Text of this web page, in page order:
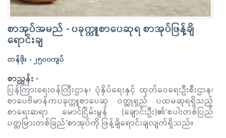
စာအုပ်အမည် - ပခုက္ကူစာပေဆုရ စာအုပ်ဖြန့်ချိ
ရောင်းချ
တန်ဖိုး - ၂၅၀၀ကျပ်
စာညွှန်း -
ပြန်ကြားရေးဝန်ကြီးဌာန၊ ပုံနှိပ်ရေးနှင့် ထုတ်ဝေရေးဦးစီးဌာန၊
စာပေဗိမာန်ကပခုက္ကူစာပေဆု ဝတ္ထုရှည် ပထမဆုရရှိသည့်
စာရေးဆရာ မောင်ငြိမ်းမွန် (ချောင်းဦး)၏‘စပါးတစ်ပြည်
ပတ္တမြားတစ်ခြည်’စာအုပ်ကို ဖြန့်ချိရောင်းချလျက်ရှိသည်။